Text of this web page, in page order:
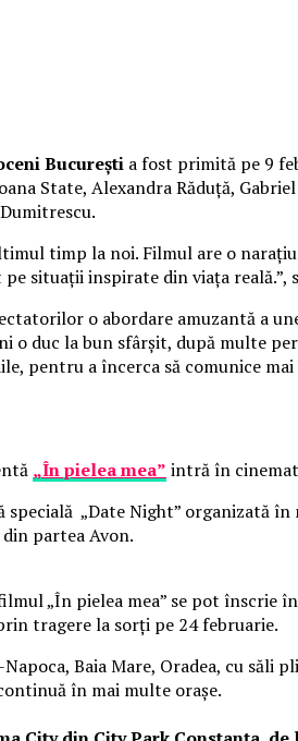
București a fost primită pe 9
State, Alexandra Răduță,
timp la noi. Filmul are o
situații inspirate din viața reală.”,
o abordare amuzantă
duc la bun sfârșit, după multe
pentru a încerca să comunice
„În pielea mea” intră în
„Date Night” organizată
partea Avon.
„În pielea mea” se pot înscrie
tragere la sorți pe 24 februarie.
Baia Mare, Oradea, cu
în mai multe orașe.